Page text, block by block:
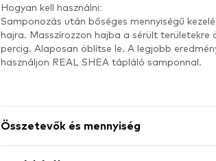
Hogyan kell használni:
Samponozás után bőséges mennyiségű
hajra. Masszírozzon hajba a sérült
percig. Alaposan öblítse le. A legjobb
használjon REAL SHEA tápláló samponnal.
Összetevők és mennyiség